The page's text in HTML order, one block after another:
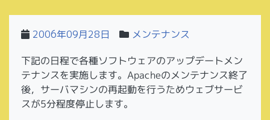
2006年09月28日 メンテナンス
下記の日程で各種ソフトウェアのアップデートメン
テナンスを実施します。Apacheのメンテナンス終了
後，サーバマシンの再起動を行うためウェブサービ
スが5分程度停止します。